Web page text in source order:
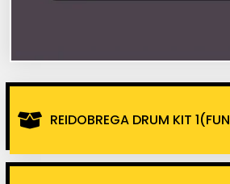
REIDOBREGA DRUM KIT